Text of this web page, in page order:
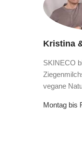
Kristina
SKINECO
vegane
Montag bis